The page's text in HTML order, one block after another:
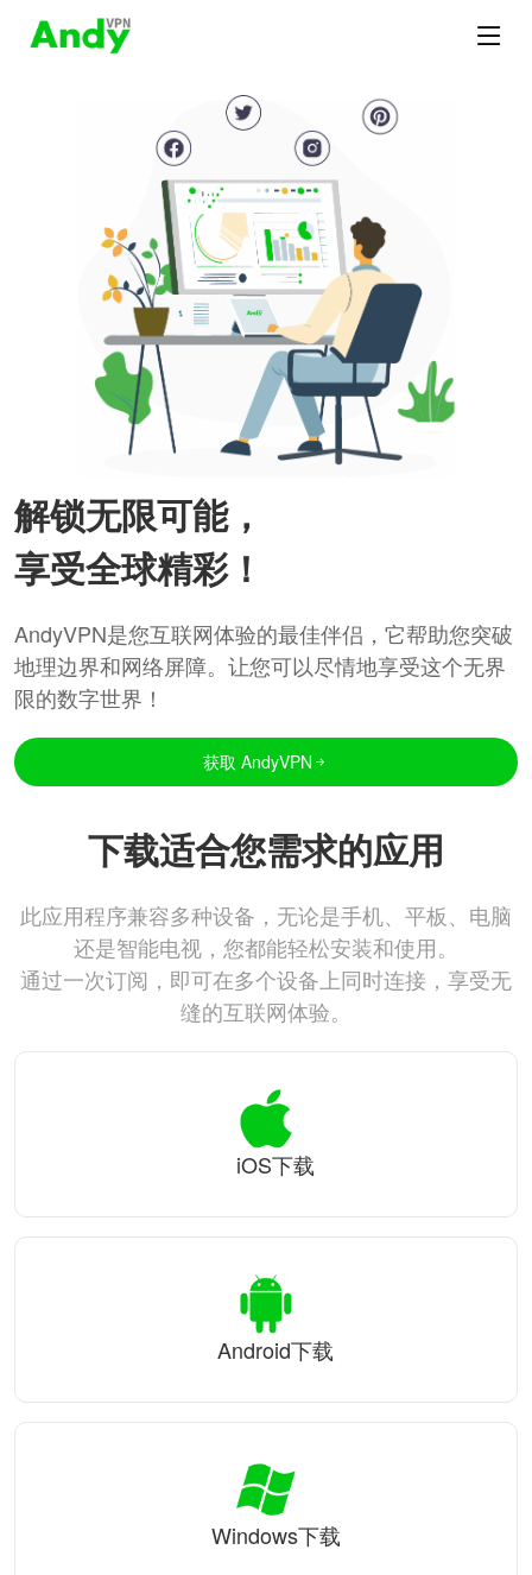
解锁无限可能，
享受全球精彩！
AndyVPN是您互联网体验的最佳伴侣，它帮助您突破
地理边界和网络屏障。让您可以尽情地享受这个无界
限的数字世界！
获取 AndyVPN
下载适合您需求的应用
此应用程序兼容多种设备，无论是手机、平板、电脑
还是智能电视，您都能轻松安装和使用。
通过一次订阅，即可在多个设备上同时连接，享受无
缝的互联网体验。
iOS下载
Android下载
Windows下载